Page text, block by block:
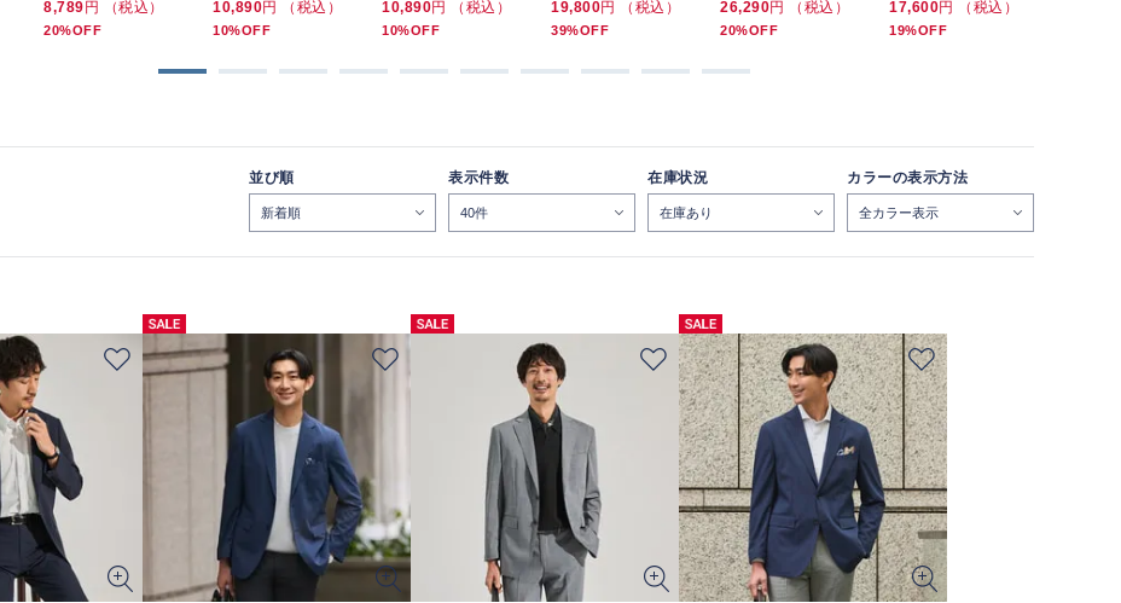
8,789 円 （税込）
20%OFF
10,890円 （税込）
10%OFF
10,890円 （税込）
10%OFF
19,800円 （税込）
39%OFF
26,290円 （税込）
20%OFF
17,600円 （税込）
19%OFF
並び順 表示件数 在庫状況 カラーの表示方法